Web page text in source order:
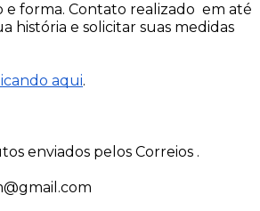
forma. Contato realizado  em até
história e solicitar suas medidas
aqui.
enviados pelos Correios .